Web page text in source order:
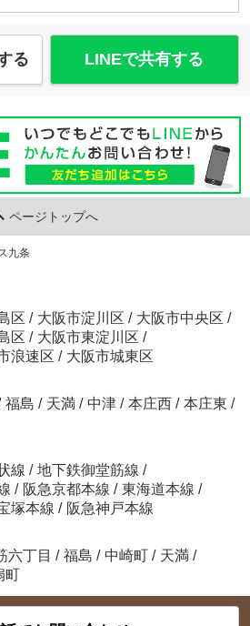
る LINEで共有する
ページトップへ
九条
区 / 大阪市淀川区 / 大阪市中央区 /
区 / 大阪市東淀川区 /
浪速区 / 大阪市城東区
福島 / 天満 / 中津 / 本庄西 / 本庄東 /
線 / 地下鉄御堂筋線 /
/ 阪急京都本線 / 東海道本線 /
塚本線 / 阪急神戸本線
六丁目 / 福島 / 中崎町 / 天満 /
町